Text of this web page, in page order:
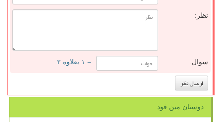
نظر:
سوال: = ۱ بعلاوه ۲
دوستان مین فود